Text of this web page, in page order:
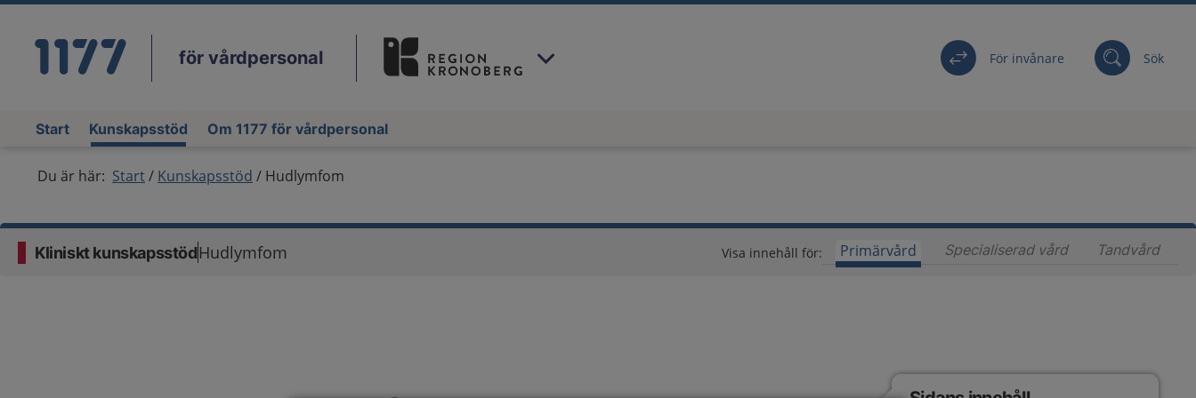
för vårdpersonal Du har valt regionKronoberg För invånare Sök
Start Kunskapsstöd Om 1177 för vårdpersonal
Du är här: Start Kunskapsstöd Hudlymfom
Kliniskt kunskapsstödHudlymfom Visa innehåll för: Primärvård Specialiserad vårdInnehåll för
Tandvård